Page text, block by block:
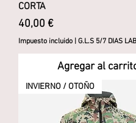
CORTA
Precio
40,00 €
Impuesto incluido G.L.S 5/7 DIAS
Agregar al
INVIERNO / OTOÑO